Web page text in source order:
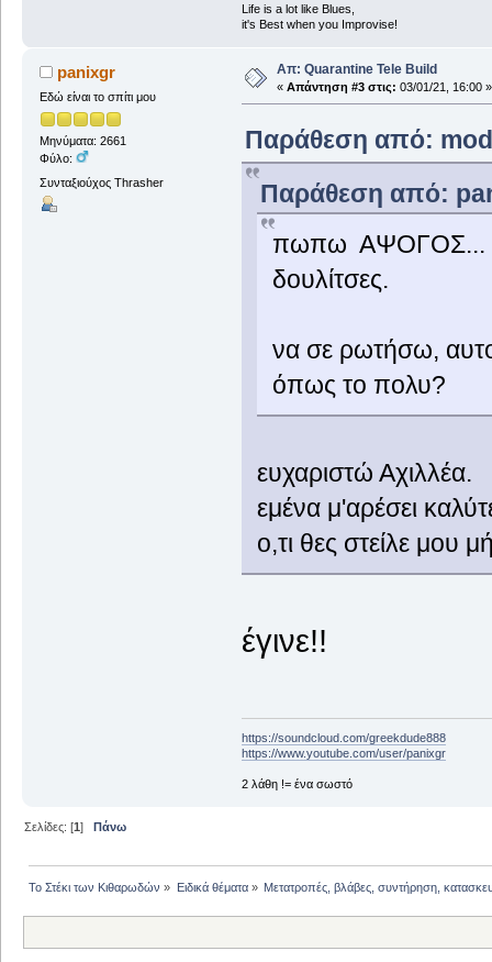
Life is a lot like Blues,
it's Best when you Improvise!
panixgr
Εδώ είναι το σπίτι μου
Μηνύματα: 2661
Φύλο:
Συνταξιούχος Thrasher
Απ: Quarantine Tele Build
« Απάντηση #3 στις: 03/01/21, 16:00 »
Παράθεση από:
Παράθεση από:
πωπω ΑΨΟΓΟΣ...
δουλίτσες.
να σε ρωτήσω, αυτο
όπως το πολυ?
ευχαριστώ Αχιλλέα.
εμένα μ'αρέσει
ο,τι θες στείλε μου
έγινε!!
https://soundcloud.com/greekdude888
https://www.youtube.com/user/panixgr
2 λάθη != ένα σωστό
Σελίδες: [1] Πάνω
Το Στέκι των Κιθαρωδών » Ειδικά θέματα» Μετατροπές, βλάβες, συντήρηση,